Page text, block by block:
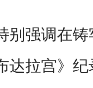
强调在铸
达拉宫》